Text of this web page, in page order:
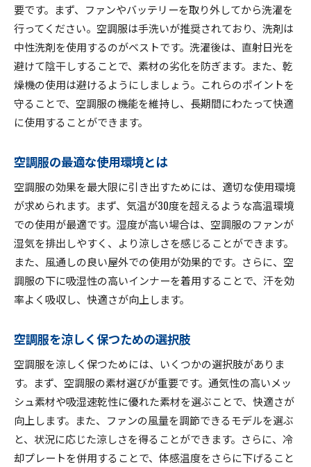
要です。まず、ファンやバッテリーを取り外してから洗濯を
行ってください。空調服は手洗いが推奨されており、洗剤は
中性洗剤を使用するのがベストです。洗濯後は、直射日光を
避けて陰干しすることで、素材の劣化を防ぎます。また、乾
燥機の使用は避けるようにしましょう。これらのポイントを
守ることで、空調服の機能を維持し、長期間にわたって快適
に使用することができます。
空調服の最適な使用環境とは
空調服の効果を最大限に引き出すためには、適切な使用環境
が求められます。まず、気温が30度を超えるような高温環境
での使用が最適です。湿度が高い場合は、空調服のファンが
湿気を排出しやすく、より涼しさを感じることができます。
また、風通しの良い屋外での使用が効果的です。さらに、空
調服の下に吸湿性の高いインナーを着用することで、汗を効
率よく吸収し、快適さが向上します。
空調服を涼しく保つための選択肢
空調服を涼しく保つためには、いくつかの選択肢がありま
す。まず、空調服の素材選びが重要です。通気性の高いメッ
シュ素材や吸湿速乾性に優れた素材を選ぶことで、快適さが
向上します。また、ファンの風量を調節できるモデルを選ぶ
と、状況に応じた涼しさを得ることができます。さらに、冷
却プレートを併用することで、体感温度をさらに下げること